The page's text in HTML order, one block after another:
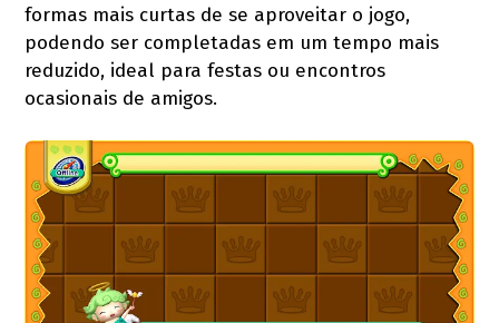
formas mais curtas de se aproveitar o jogo,
podendo ser completadas em um tempo mais
reduzido, ideal para festas ou encontros
ocasionais de amigos.